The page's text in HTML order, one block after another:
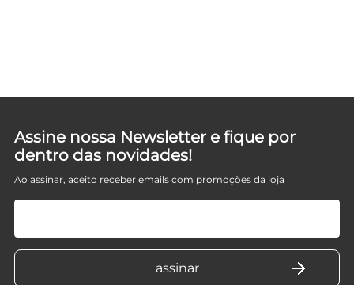
Assine nossa Newsletter e fique por
dentro das novidades!
Ao assinar, aceito receber emails com promoções da loja